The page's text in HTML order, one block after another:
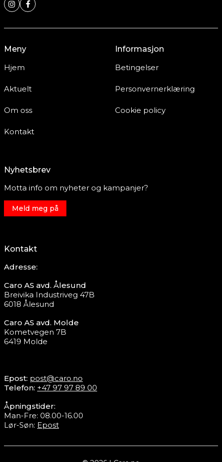
Meny
Hjem
Aktuelt
Om oss
Kontakt
Informasjon
Betingelser
Personvernerklæring
Cookie policy
Nyhetsbrev
Motta info om nyheter og kampanjer?
Meld meg på
Kontakt
Adresse:
Caro AS avd. Ålesund
Breivika Industriveg 47B
6018 Ålesund
Caro AS avd. Molde
Kometvegen 7B
6419 Molde
Epost: post@caro.no
Telefon: +47 97 97 89 00
Åpningstider:
Man-Fre: 08.00-16.00
Lør-Søn: Epost